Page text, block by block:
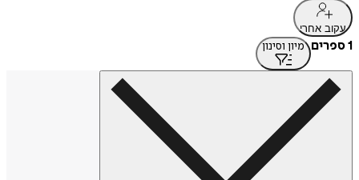
עקוב אחרי
1 ספרים מיון וסינון